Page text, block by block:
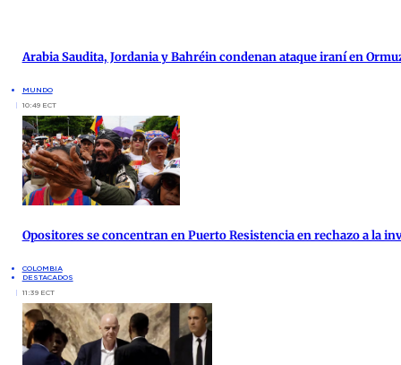
Arabia Saudita, Jordania y Bahréin condenan ataque iraní en
MUNDO
10:49 ECT
Opositores se concentran en Puerto Resistencia en rechazo a la
COLOMBIA
DESTACADOS
11:39 ECT